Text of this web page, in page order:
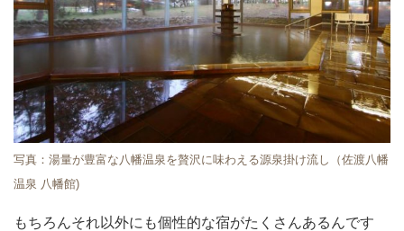
写真：湯量が豊富な八幡温泉を贅沢に味わえる源泉掛け流し（佐渡八幡
温泉 八幡館)
もちろんそれ以外にも個性的な宿がたくさんあるんです